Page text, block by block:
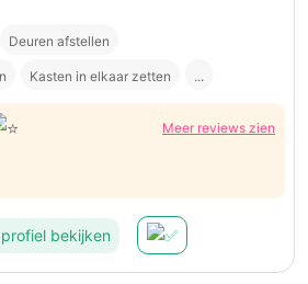
Deuren afstellen
Kasten in elkaar zetten ...
Meer reviews zien
bekijken